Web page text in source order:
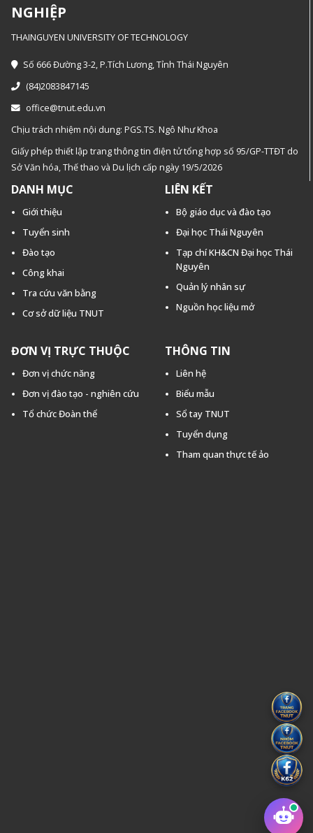
NGHIỆP
THAINGUYEN UNIVERSITY OF TECHNOLOGY
Số 666 Đường 3-2, P.Tích Lương, Tỉnh Thái Nguyên
(84)2083847145
office@tnut.edu.vn
Chịu trách nhiệm nội dung: PGS.TS. Ngô Như Khoa
Giấy phép thiết lập trang thông tin điện tử tổng hợp số 95/GP-TTĐT do
Sở Văn hóa, Thế thao và Du lịch cấp ngày 19/5/2026
DANH MỤC
Giới thiệu
Tuyển sinh
Đào tạo
Công khai
Tra cứu văn bằng
Cơ sở dữ liệu TNUT
LIÊN KẾT
Bộ giáo dục và đào tạo
Đại học Thái Nguyên
Tạp chí KH&CN Đại học Thái
Nguyên
Quản lý nhân sự
Nguồn học liệu mở
ĐƠN VỊ TRỰC THUỘC
Đơn vị chức năng
Đơn vị đào tạo - nghiên cứu
Tổ chức Đoàn thể
THÔNG TIN
Liên hệ
Biểu mẫu
Sổ tay TNUT
Tuyển dụng
Tham quan thực tế ảo